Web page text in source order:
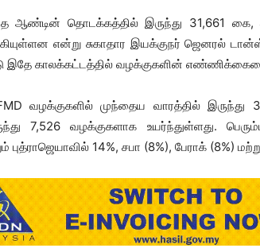
ஆண்டின் தொடக்கத்தில் இருந்து 31,661
என்று சுகாதார இயக்குநர் ஜெனரல்
காலக்கட்டத்தில் வழக்குகளின் எண்ணிக்கையை
வழக்குகளில் முந்தைய வாரத்தில் இருந்து
7,526 வழக்குகளாக உயர்ந்துள்ளது.
புத்ராஜெயாவில் 14%, சபா (8%), பேராக் (8%)